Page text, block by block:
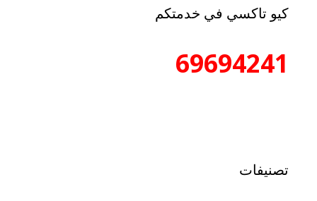
كيو تاكسي في خدمتكم
69694241
تصنيفات